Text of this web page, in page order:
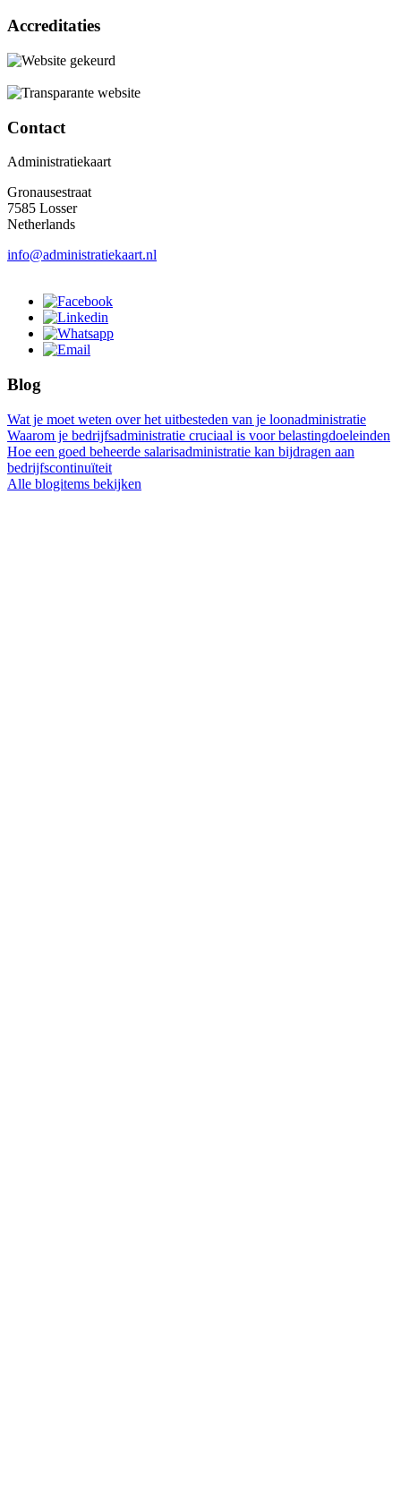
Accreditaties
Contact
Administratiekaart
Gronausestraat
7585 Losser
Netherlands
info@administratiekaart.nl
Blog
Wat je moet weten over het uitbesteden van je loonadministratie
Waarom je bedrijfsadministratie cruciaal is voor belastingdoeleinden
Hoe een goed beheerde salarisadministratie kan bijdragen aan
bedrijfscontinuïteit
Alle blogitems bekijken